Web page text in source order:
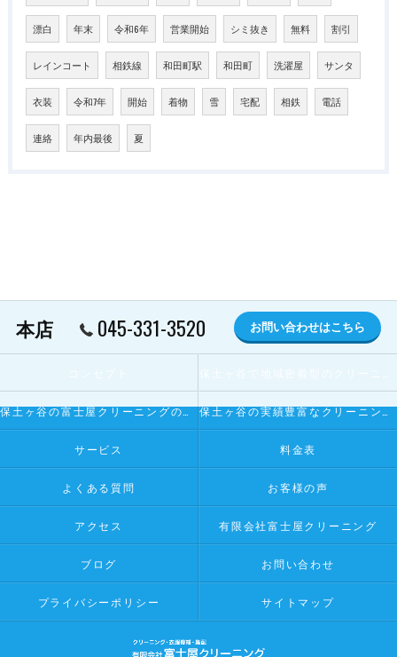
漂白 年末 令和6年 営業開始 シミ抜き 無料 割引
レインコート 相鉄線 和田町駅 和田町 洗濯屋 サンタ
衣装 令和7年 開始 着物 雪 宅配 相鉄 電話
連絡 年内最後 夏
本店 045-331-3520 お問い合わせはこちら
保土ヶ谷の富士屋クリーニングの寄せられるお客様の声 保土ヶ谷の実績豊富なクリーニング屋
サービス 料金表
よくある質問 お客様の声
アクセス 有限会社富士屋クリーニング
ブログ お問い合わせ
プライバシーポリシー サイトマップ